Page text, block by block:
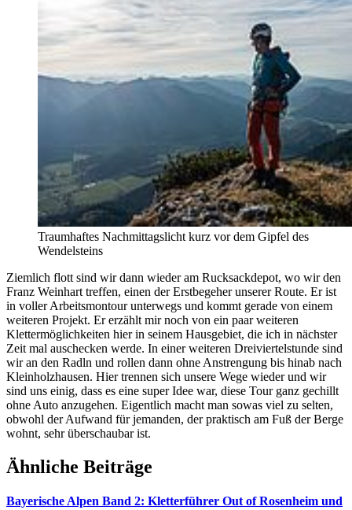
Traumhaftes Nachmittagslicht kurz vor dem Gipfel des
Wendelsteins
Ziemlich flott sind wir dann wieder am Rucksackdepot, wo wir den
Franz Weinhart treffen, einen der Erstbegeher unserer Route. Er ist
in voller Arbeitsmontour unterwegs und kommt gerade von einem
weiteren Projekt. Er erzählt mir noch von ein paar weiteren
Klettermöglichkeiten hier in seinem Hausgebiet, die ich in nächster
Zeit mal auschecken werde. In einer weiteren Dreiviertelstunde sind
wir an den Radln und rollen dann ohne Anstrengung bis hinab nach
Kleinholzhausen. Hier trennen sich unsere Wege wieder und wir
sind uns einig, dass es eine super Idee war, diese Tour ganz gechillt
ohne Auto anzugehen. Eigentlich macht man sowas viel zu selten,
obwohl der Aufwand für jemanden, der praktisch am Fuß der Berge
wohnt, sehr überschaubar ist.
Ähnliche Beiträge
Bayerische Alpen Band 2: Kletterführer Out of Rosenheim und